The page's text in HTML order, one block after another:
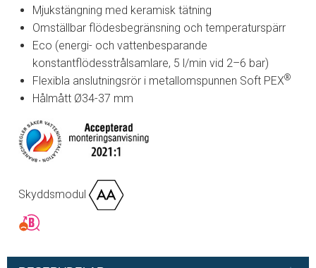
Mjukstängning med keramisk tätning
Omställbar flödesbegränsning och temperaturspärr
Eco (energi- och vattenbesparande
konstantflödesstrålsamlare, 5 l/min vid 2–6 bar)
Flexibla anslutningsrör i metallomspunnen Soft PEX®
Hålmått Ø34-37 mm
Skyddsmodul